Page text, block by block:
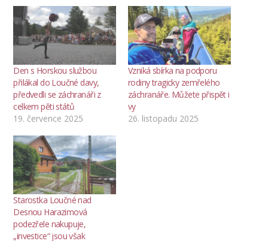
Den s Horskou službou
přilákal do Loučné davy,
předvedli se záchranáři z
celkem pěti států
19. července 2025
Vzniká sbírka na podporu
rodiny tragicky zemřelého
záchranáře. Můžete přispět i
vy
26. listopadu 2025
Starostka Loučné nad
Desnou Harazimová
podezřele nakupuje,
„investice“ jsou však